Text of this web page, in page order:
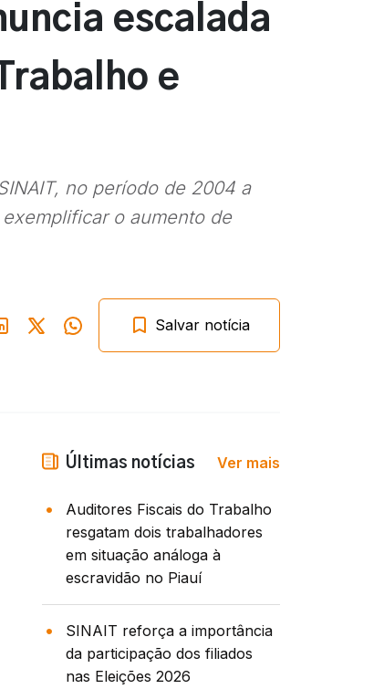
escalada
e
no período de 2004 a
o aumento de
Salvar notícia
Últimas notícias Ver mais
Auditores Fiscais do Trabalho
resgatam dois trabalhadores
em situação análoga à
escravidão no Piauí
SINAIT reforça a importância
da participação dos filiados
nas Eleições 2026